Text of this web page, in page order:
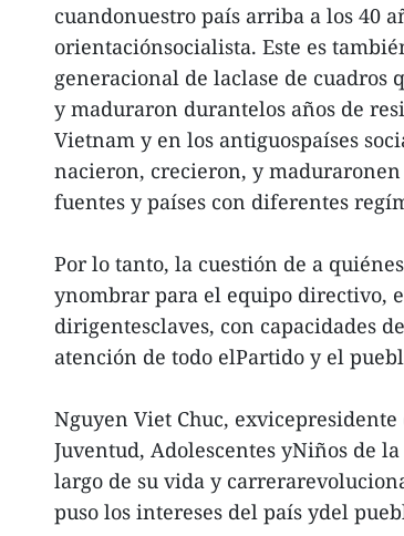
cuandonuestro país arriba a los 40
orientaciónsocialista. Este es
generacional de laclase de cuadros
y maduraron durantelos años de
Vietnam y en los antiguospaíses
nacieron, crecieron, y
fuentes y países con diferentes
Por lo tanto, la cuestión de a
ynombrar para el equipo directivo,
dirigentesclaves, con capacidades
atención de todo elPartido y el
Nguyen Viet Chuc,
Juventud, Adolescentes yNiños de
largo de su vida y
puso los intereses del país ydel